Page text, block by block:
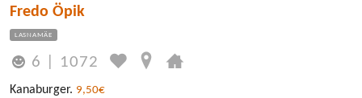
Fredo Öpik
LASNAMÄE
6 1072
Kanaburger. 9,50€